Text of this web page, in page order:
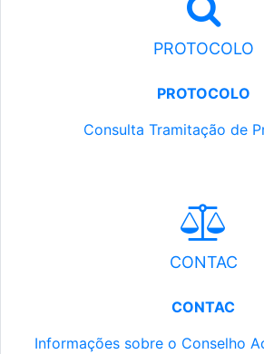
PROTOCOLO
PROTOCOLO
Consulta Tramitação de
CONTAC
CONTAC
Informações sobre o Conselho